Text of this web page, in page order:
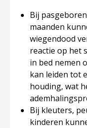
Bij
maanden
wiegendood
reactie op het
in bed nemen
kan leiden tot
houding, wat
Bij kleuters,
kinderen